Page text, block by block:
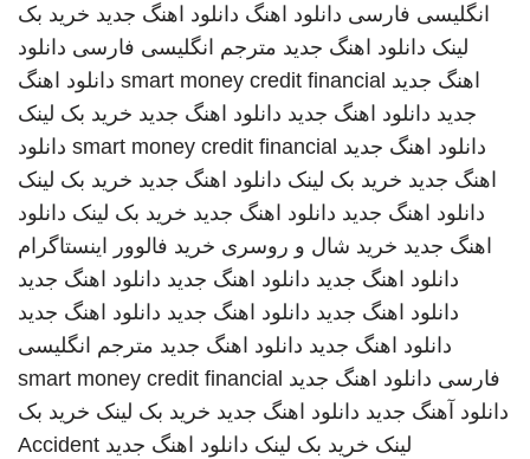
انگلیسی فارسی دانلود اهنگ دانلود اهنگ جدید خرید بک
لینک دانلود اهنگ جدید مترجم انگلیسی فارسی دانلود
اهنگ جدید smart money credit financial دانلود اهنگ
جدید دانلود اهنگ جدید دانلود اهنگ جدید خرید بک لینک
دانلود اهنگ جدید smart money credit financial دانلود
اهنگ جدید خرید بک لینک دانلود اهنگ جدید خرید بک لینک
دانلود اهنگ جدید دانلود اهنگ جدید خرید بک لینک دانلود
اهنگ جدید خرید شال و روسری خرید فالوور اینستاگرام
دانلود اهنگ جدید دانلود اهنگ جدید دانلود اهنگ جدید
دانلود اهنگ جدید دانلود اهنگ جدید دانلود اهنگ جدید
دانلود اهنگ جدید دانلود اهنگ جدید مترجم انگلیسی
فارسی دانلود اهنگ جدید smart money credit financial
دانلود آهنگ جدید دانلود اهنگ جدید خرید بک لینک خرید بک
لینک خرید بک لینک دانلود اهنگ جدید Accident